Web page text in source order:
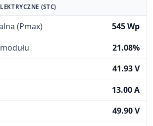
(STC)
(Pmax)
545 Wp
21.08%
41.93 V
13.00 A
49.90 V